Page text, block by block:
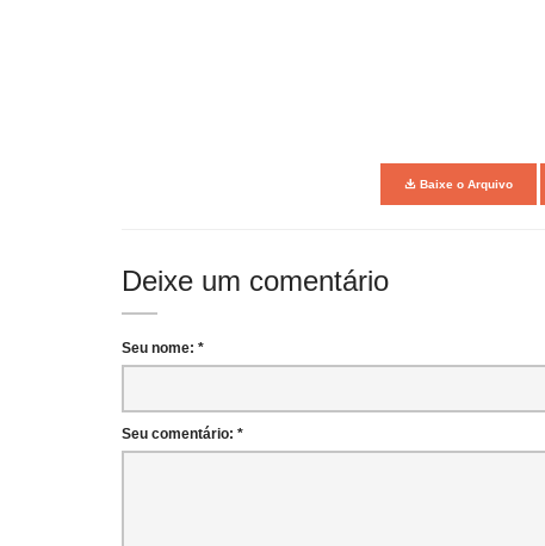
Baixe o Arquivo
Deixe um comentário
Seu nome: *
Seu comentário: *